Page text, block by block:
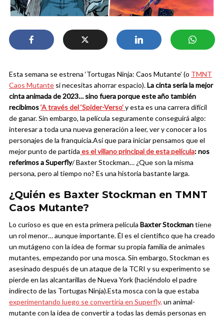
Esta semana se estrena ‘Tortugas Ninja: Caos Mutante’ (o TMNT
Caos Mutante si necesitas ahorrar espacio).La cinta sería la mejor
cinta animada de 2023… sino fuera porque este año también
recibimos‘A través del ‘Spider-Verso’y esta es una carrera difícil
de ganar. Sin embargo, la película seguramente conseguirá algo:
interesar a toda una nueva generación a leer, ver y conocer a los
personajes de la franquicia.Así que para iniciar pensamos que el
mejor punto de partida es el villano principal de esta película: nos
referimos a Superfly/ Baxter Stockman… ¿Que son la misma
persona, pero al tiempo no? Es una historia bastante larga.
¿Quién es Baxter Stockman en TMNT
Caos Mutante?
Lo curioso es que en esta primera película Baxter Stockmantiene
un rol menor… aunque importante. Él es el científico que ha creado
un mutágeno con la idea de formar su propia familia de animales
mutantes, empezando por una mosca. Sin embargo, Stockman es
asesinado después de un ataque de la TCRI y su experimento se
pierde en las alcantarillas de Nueva York (haciéndolo el padre
indirecto de las Tortugas Ninja).Esta mosca con la que estaba
experimentando luego se convertiría en Superfly, un animal-
mutante con la idea de convertir a todas las demás personas en